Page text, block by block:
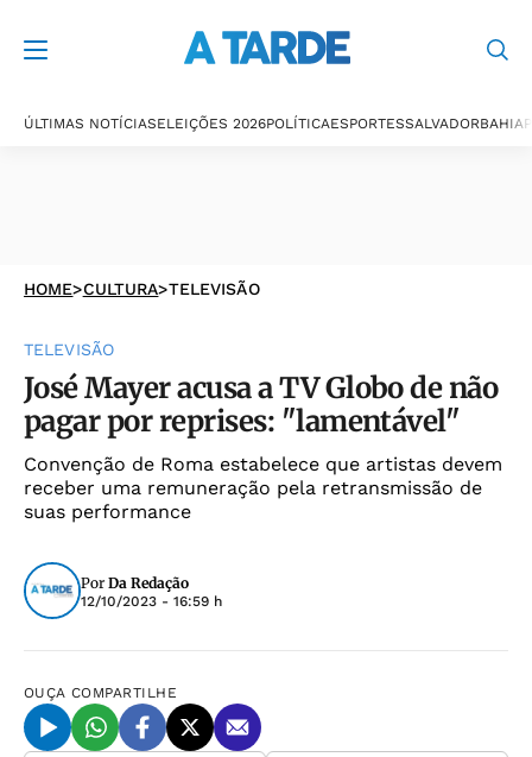
ÚLTIMAS NOTÍCIASELEIÇÕES 2026POLÍTICAESPORTESSALVADORBAHIA
HOME>CULTURA>TELEVISÃO
TELEVISÃO
José Mayer acusa a TV Globo de não
pagar por reprises: "lamentável"
Convenção de Roma estabelece que artistas devem
receber uma remuneração pela retransmissão de
suas performance
Por Da Redação
12/10/2023 - 16:59 h
OUÇA COMPARTILHE